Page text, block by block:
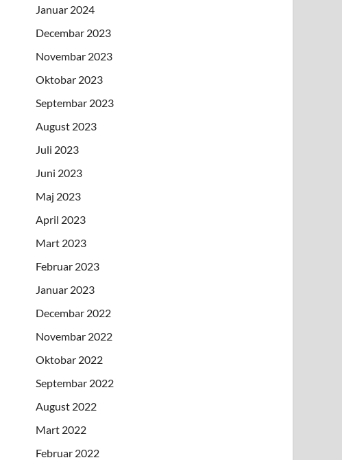
Januar 2024
Decembar 2023
Novembar 2023
Oktobar 2023
Septembar 2023
August 2023
Juli 2023
Juni 2023
Maj 2023
April 2023
Mart 2023
Februar 2023
Januar 2023
Decembar 2022
Novembar 2022
Oktobar 2022
Septembar 2022
August 2022
Mart 2022
Februar 2022